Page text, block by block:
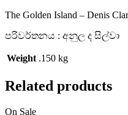
The Golden Island – Denis
පරිවර්තනය : අනුල ද සිල්වා
Weight .150 kg
Related products
On Sale